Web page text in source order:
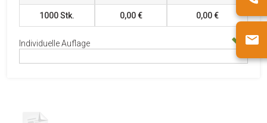
1000Stk. 0,00 € 0,00 €
Individuelle Auflage